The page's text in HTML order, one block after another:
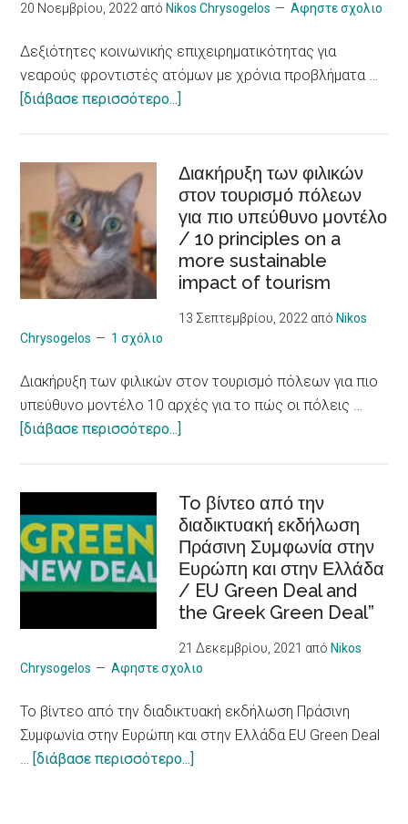
inclusiveness,
integration,
social
20 Νοεμβρίου, 2022 από Nikos Chrysogelos Αφηστε σχολιο
Δεξιότητες κοινωνικής επιχειρηματικότητας για
νεαρούς φροντιστές ατόμων με χρόνια προβλήματα …
[διάβασε περισσότερο...]
επιχειρηματικότητας
για
νεαρούς
φροντιστές
ατόμων
με
χρόνια
/
Social
of
people
with
chronic
Illness
Διακήρυξη των φιλικών
στον τουρισμό πόλεων
για πιο υπεύθυνο μοντέλο
/ 10 principles on a
more sustainable
impact of tourism
13 Σεπτεμβρίου, 2022 από Nikos
Chrysogelos
1 σχόλιο
Διακήρυξη των φιλικών στον τουρισμό πόλεων για πιο
υπεύθυνο μοντέλο 10 αρχές για το πώς οι πόλεις …
[διάβασε περισσότερο...]
φιλικών
στον
τουρισμό
πόλεων
για
πιο
υπεύθυνο
μοντέλο
10
principles
on
To βίντεο από την
διαδικτυακή εκδήλωση
Πράσινη Συμφωνία στην
Ευρώπη και στην Ελλάδα
/ EU Green Deal and
the Greek Green Deal”
21 Δεκεμβρίου, 2021 από Nikos
Chrysogelos
Αφηστε σχολιο
To βίντεο από την διαδικτυακή εκδήλωση Πράσινη
Συμφωνία στην Ευρώπη και στην Ελλάδα EU Green Deal
… [διάβασε περισσότερο...]